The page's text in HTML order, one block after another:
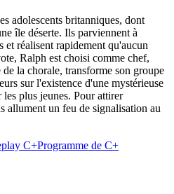
adolescents britanniques, dont
île déserte. Ils parviennent à
et réalisent rapidement qu'aucun
Ralph est choisi comme chef,
la chorale, transforme son groupe
sur l'existence d'une mystérieuse
plus jeunes. Pour attirer
allument un feu de signalisation au
C+Programme de C+